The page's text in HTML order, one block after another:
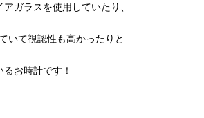
ガラスを使用していたり、
いて視認性も高かったりと
お時計です！